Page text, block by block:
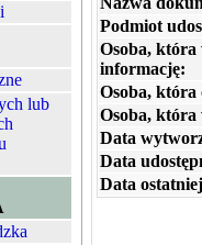
lub
Podmiot
Osoba, która
informację:
Osoba, która
Osoba, która
Data
Data
Data